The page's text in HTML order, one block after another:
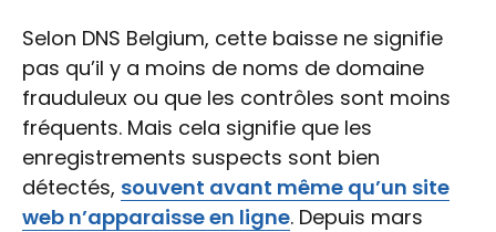
​Selon DNS Belgium, cette baisse ne signifie
pas qu’il y a moins de noms de domaine
frauduleux ou que les contrôles sont moins
fréquents. Mais cela signifie que les
enregistrements suspects sont bien
détectés, souvent avant même qu’un site
web n’apparaisse en ligne. Depuis mars